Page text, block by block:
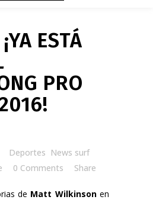
¡YA ESTÁ
PRO
Deportes News surf
0 Comments Share
de Matt Wilkinsonen